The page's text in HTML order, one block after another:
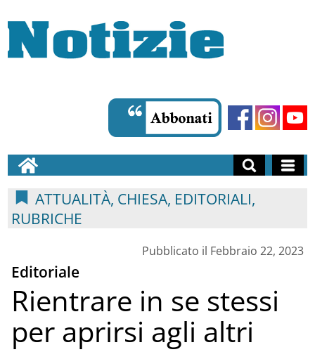
ATTUALITÀ, CHIESA, EDITORIALI,
RUBRICHE
Pubblicato il Febbraio 22, 2023
Editoriale
Rientrare in se stessi
per aprirsi agli altri